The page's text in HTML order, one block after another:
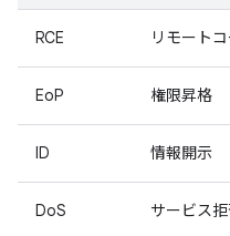
RCE リモート
EoP 権限昇格
ID 情報開示
DoS サービス